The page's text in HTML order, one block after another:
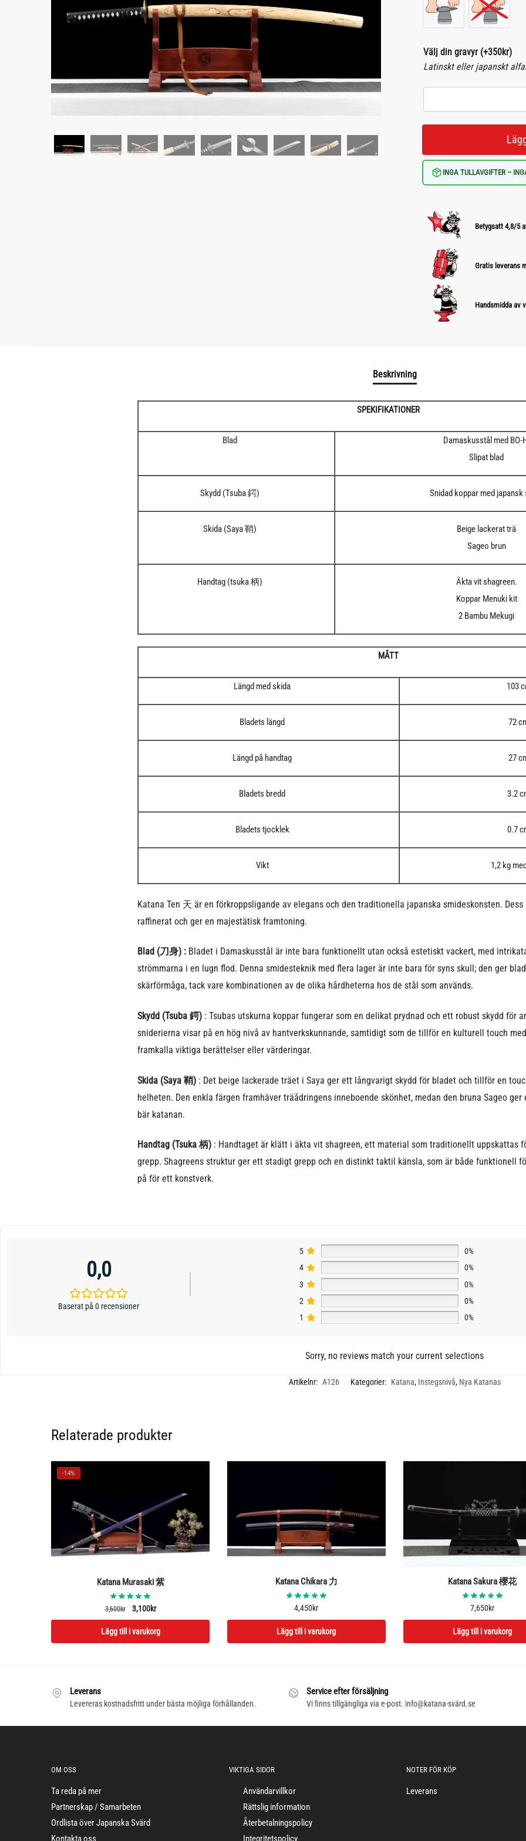
Välj din gravyr (+350kr)
Latinskt eller japanskt
INGA TULLAVGIFTER –
Betygsatt 4,8/5
Gratis leverans
Handsmidda av
Beskrivning
SPEKIFIKATIONER
Blad
Damaskusstål med BO-
Slipat blad
Skydd (Tsuba 鍔) Snidad koppar med
Skida (Saya 鞘)
Beige lackerat trä
Sageo brun
Handtag (tsuka 柄)
Äkta vit shagreen.
Koppar Menuki kit
2 Bambu Mekugi
MÅTT
Längd med skida 103
Bladets längd 72
Längd på handtag 27
Bladets bredd 3.2
Bladets tjocklek 0.7
Vikt 1,2 kg
Katana Ten 天 är en förkroppsligande av elegans och den traditionella japanska smideskonsten.
raffinerat och ger en majestätisk framtoning.
Blad (刀身) : Bladet i Damaskusstål är inte bara funktionellt utan också estetiskt vackert, med
strömmarna i en lugn flod. Denna smidesteknik med flera lager är inte bara för syns skull; den ger
skärförmåga, tack vare kombinationen av de olika hårdheterna hos de stål som används.
Skydd (Tsuba 鍔) : Tsubas utskurna koppar fungerar som en delikat prydnad och ett robust skydd för
sniderierna visar på en hög nivå av hantverkskunnande, samtidigt som de tillför en kulturell touch
framkalla viktiga berättelser eller värderingar.
Skida (Saya 鞘): Det beige lackerade träet i Saya ger ett långvarigt skydd för bladet och tillför en
helheten. Den enkla färgen framhäver träådringens inneboende skönhet, medan den bruna Sageo
bär katanan.
Handtag (Tsuka 柄): Handtaget är klätt i äkta vit shagreen, ett material som traditionellt uppskattas
grepp. Shagreens struktur ger ett stadigt grepp och en distinkt taktil känsla, som är både funktionell
på för ett konstverk.
0,0
Baserat på 0 recensioner
5
0%
4
0%
3
0%
2
0%
1
0%
Sorry, no reviews match your current selections
Artikelnr: A126 Kategorier: Katana, Instegsnivå, Nya Katanas
Relaterade produkter
-14%
Katana Murasaki 紫
3,600kr
Det
ursprungliga
priset
var:
3,100krDet
nuvarande
priset
är:
Lägg till i varukorg
Katana Chikara 力
4,450kr
Lägg till i varukorg
Katana Sakura 櫻花
7,650kr
Lägg till i varukorg
Leverans
Levereras kostnadsfritt under bästa möjliga förhållanden.
Service efter försäljning
Vi finns tillgängliga via e-post. info@katana-svärd.se
OM OSS
Ta reda på mer
Partnerskap / Samarbeten
Ordlista över Japanska Svärd
Kontakta oss
VIKTIGA SIDOR
Användarvillkor
Rättslig information
Återbetalningspolicy
Integritetspolicy
NOTER FÖR KÖP
Leverans